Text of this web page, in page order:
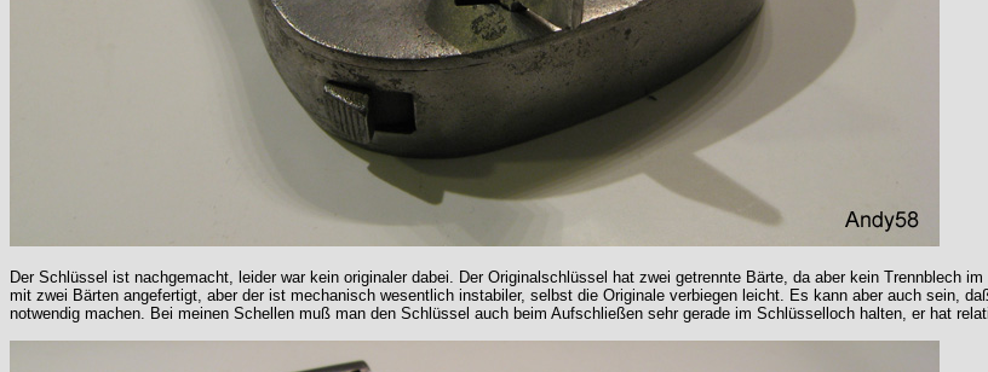
Der Schlüssel ist nachgemacht, leider war kein originaler dabei. Der Originalschlüssel hat zwei getrennte Bärte, da aber kein Trennblech
mit zwei Bärten angefertigt, aber der ist mechanisch wesentlich instabiler, selbst die Originale verbiegen leicht. Es kann aber auch sein,
notwendig machen. Bei meinen Schellen muß man den Schlüssel auch beim Aufschließen sehr gerade im Schlüsselloch halten, er hat